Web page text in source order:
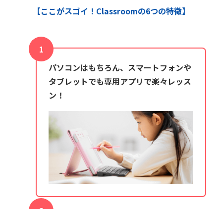
【ここがスゴイ！Classroomの6つの特徴】
パソコンはもちろん、スマートフォンや
タブレットでも専用アプリで楽々レッス
ン！